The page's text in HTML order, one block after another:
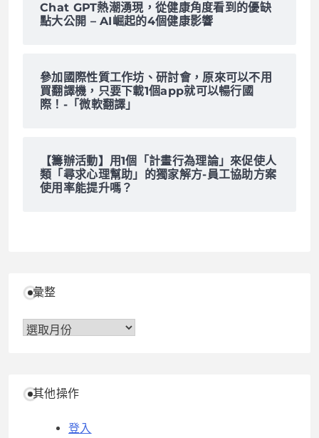
Chat GPT熱潮湧現，從健康角度看到的優缺
點大公開 – AI崛起的4個健康影響
參加國際性質工作坊、研討會，原來可以不用
買翻譯機，只要下載1個app就可以暢行國
際！-「微軟翻譯」
【籌辦活動】用1個「計畫行為理論」來促使人
類「尋求心理幫助」的獨家解方-員工協助方案
使用率能提升嗎？
彙整
彙
其他操作
登入